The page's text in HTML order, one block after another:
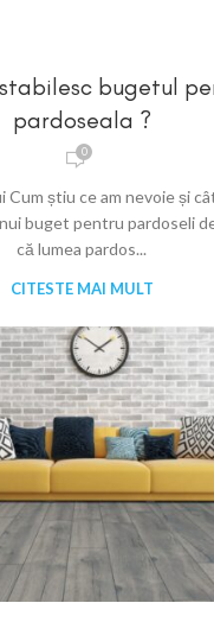
bugetul
pardoseala ?
0
știu ce am nevoie și
buget pentru pardoseli
că lumea pardos...
CITESTE MAI MULT